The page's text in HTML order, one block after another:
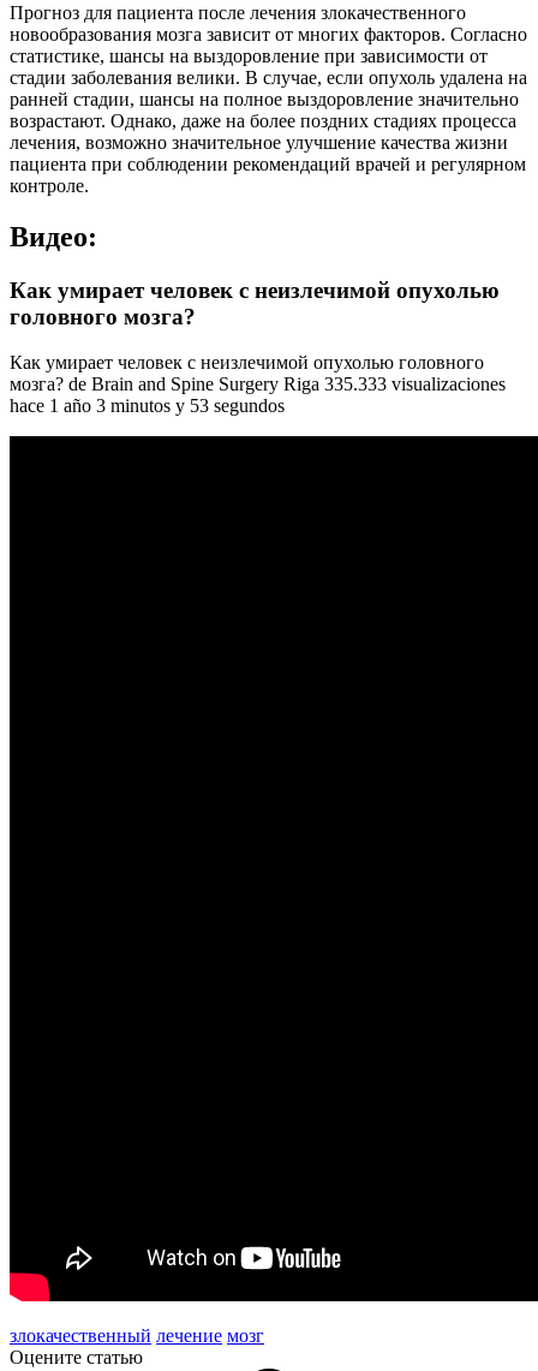
Прогноз для пациента после лечения злокачественного
новообразования мозга зависит от многих факторов. Согласно
статистике, шансы на выздоровление при зависимости от
стадии заболевания велики. В случае, если опухоль удалена на
ранней стадии, шансы на полное выздоровление значительно
возрастают. Однако, даже на более поздних стадиях процесса
лечения, возможно значительное улучшение качества жизни
пациента при соблюдении рекомендаций врачей и регулярном
контроле.
Видео:
Как умирает человек с неизлечимой опухолью
головного мозга?
Как умирает человек с неизлечимой опухолью головного
мозга? de Brain and Spine Surgery Riga 335.333 visualizaciones
hace 1 año 3 minutos y 53 segundos
злокачественный лечение мозг
Оцените статью